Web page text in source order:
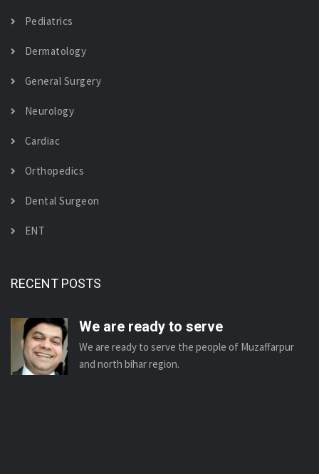
Pediatrics
Dermatology
General Surgery
Neurology
Cardiac
Orthopedics
Dental Surgeon
ENT
RECENT POSTS
We are ready to serve
We are ready to serve the people of Muzaffarpur
and north bihar region.